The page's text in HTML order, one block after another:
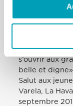
pourquoi, je
marcher dans
personnel,
qui
s’ouvrir aux
belle et
Salut aux
Varela, La
septembre